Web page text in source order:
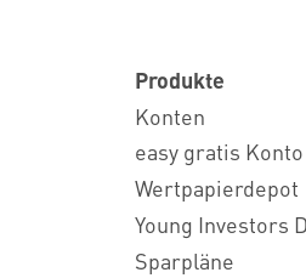
Produkte
Konten
easy gratis Konto
Wertpapierdepot
Young Investors
Sparpläne